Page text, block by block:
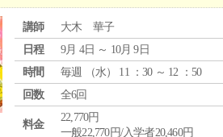
講師
大木 華子
日程
9月 4日 ～ 10月 9日
時間
毎週 （水） 11 ：30 ～ 12 ：50
回数
全6回
料金
22,770円
一般22,770円/入学者20,460円